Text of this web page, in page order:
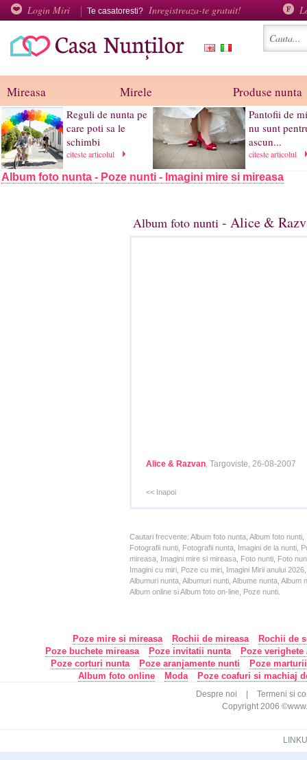
Login Miri Te casatoresti? Inregistreaza-te gratuit!
Mireasa Mirele Produse nunta
Reguli de nunta pe
care poti sa le
schimbi
citeste articolul
Pantofii de
nu sunt
ascun...
citeste articolul
Album foto nunta - Poze nunti - Imagini mire si mireasa
Album foto nunti - Alice &
Alice & Razvan, Targoviste, 26-08-2007
<< Inapoi
Cautari frecvente: Album foto nunta, Album foto
Fotografii nunti, Fotografii nunta, Imagini de la nunti,
mireasa, Imagini mire si mireasa, Foto nunti, Foto
Imagini cu miri, Poze cu miri, Imagini Mirii anului
Albumuri nunta, Albumuri nunti, Albume nunta,
Album online si Album foto on-line, Poze nunti.
Poze mire si mireasa Rochii de mireasa
Rochii de
Poze buchete mireasa
Poze invitatii nunta
Poze
Poze corturi nunta
Poze aranjamente nunti
Poze
Album foto online
Moda Poze coafuri si machiaj
Despre noi
Termeni si
Copyright 2006